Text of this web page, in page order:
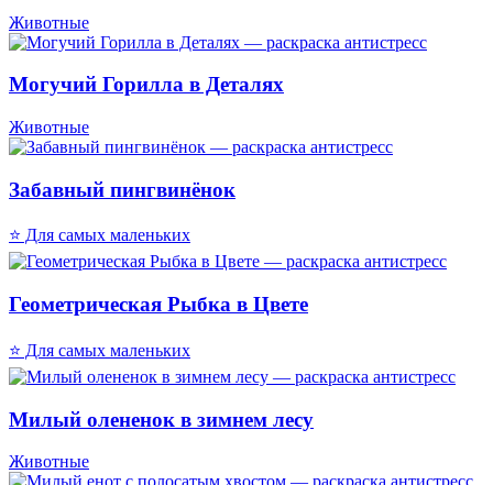
Животные
Могучий Горилла в Деталях
Животные
Забавный пингвинёнок
⭐ Для самых маленьких
Геометрическая Рыбка в Цвете
⭐ Для самых маленьких
Милый олененок в зимнем лесу
Животные